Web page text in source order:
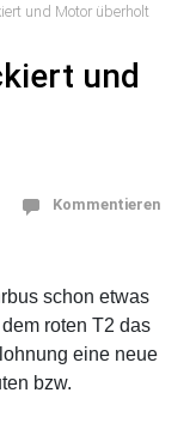
und Motor überholt
und
Kommentieren
schon etwas
roten T2 das
eine neue
bzw.